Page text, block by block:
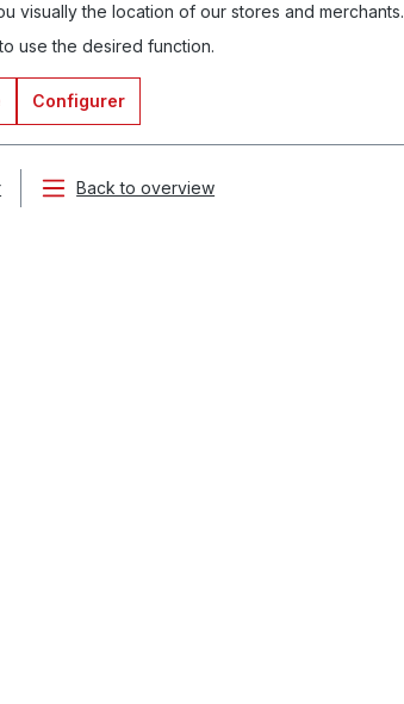
visually the location of our stores and merchants.
use the desired function.
Configurer
Back to overview